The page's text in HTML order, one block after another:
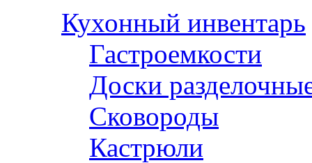
Кухонный инвентарь
Гастроемкости
Доски
Сковороды
Кастрюли